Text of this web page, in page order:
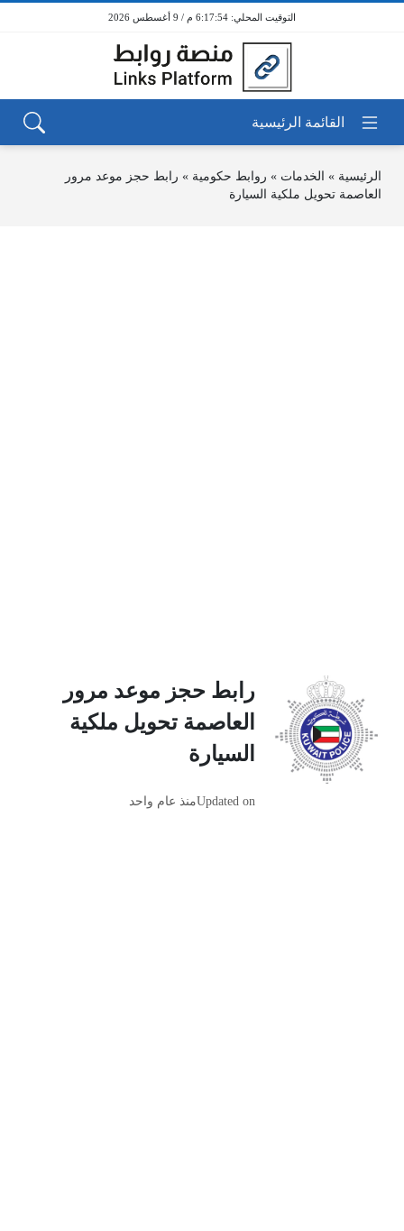
6:17:54 م / 9 أغسطس 2026
الرئيسية » الخدمات » روابط حكومية » رابط حجز موعد مرور
العاصمة تحويل ملكية السيارة
رابط حجز موعد مرور
العاصمة تحويل ملكية
السيارة
Updated onمنذ عام واحد